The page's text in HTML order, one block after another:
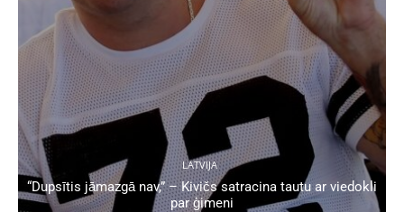
LATVIJA
“Dupsītis jāmazgā nav,” – Kivičs satracina tautu ar viedokli
par ģimeni